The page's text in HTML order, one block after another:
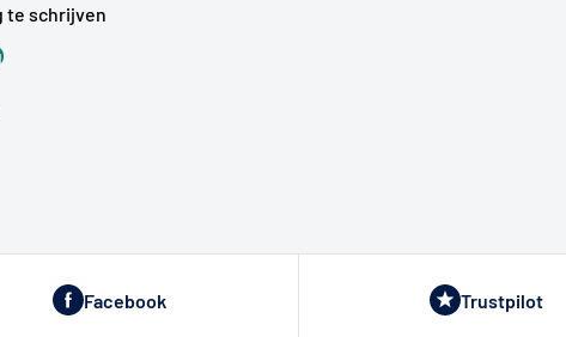
te schrijven
Facebook Trustpilot